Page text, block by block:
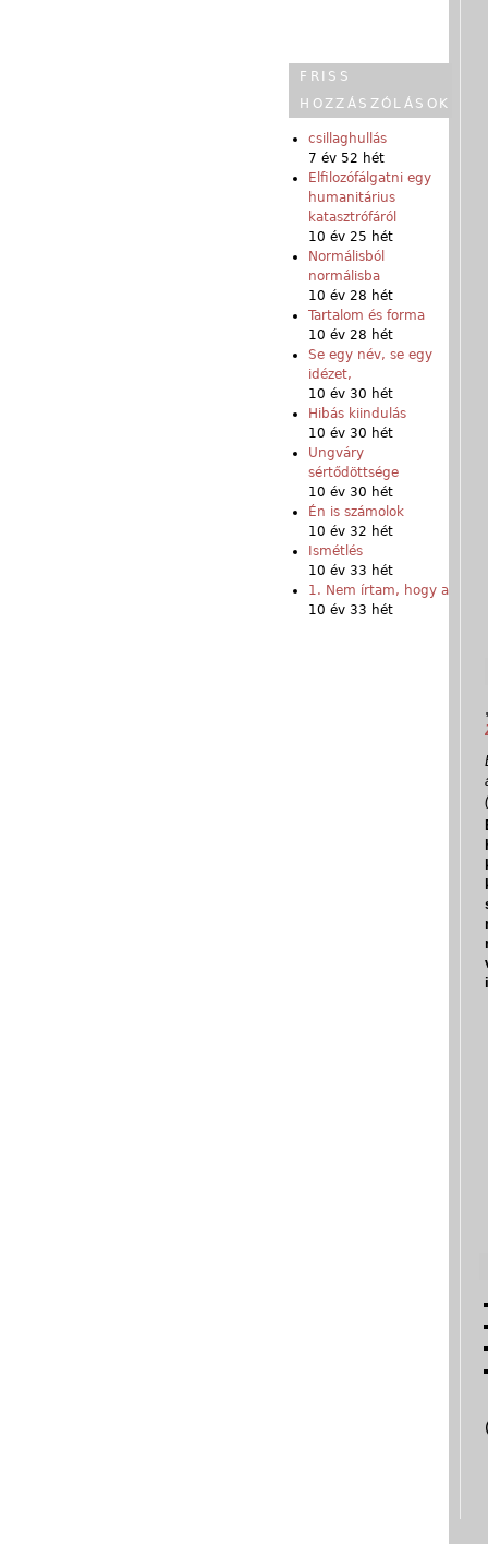
FRISS
HOZZÁSZÓLÁSOK
csillaghullás
7 év 52 hét
Elfilozófálgatni egy
humanitárius
katasztrófáról
10 év 25 hét
Normálisból
normálisba
10 év 28 hét
Tartalom és forma
10 év 28 hét
Se egy név, se egy
idézet,
10 év 30 hét
Hibás kiindulás
10 év 30 hét
Ungváry
sértődöttsége
10 év 30 hét
Én is számolok
10 év 32 hét
Ismétlés
10 év 33 hét
1. Nem írtam, hogy a
10 év 33 hét